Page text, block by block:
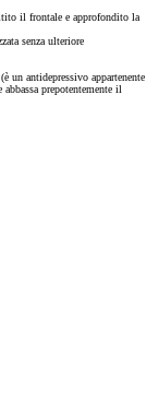
il frontale e approfondito la
senza ulteriore
un antidepressivo appartenente
prepotentemente il